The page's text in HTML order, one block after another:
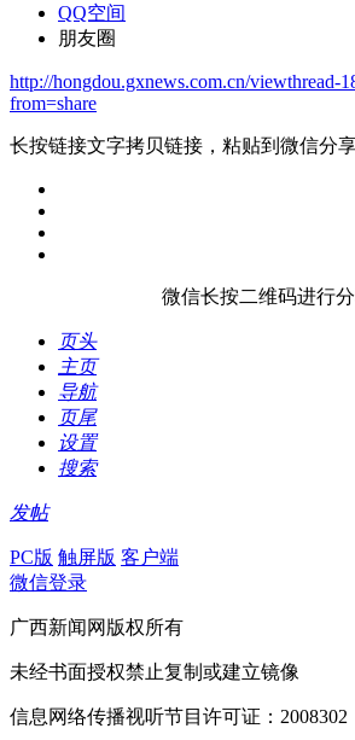
QQ空间
朋友圈
http://hongdou.gxnews.com.cn/viewthread-
from=share
长按链接文字拷贝链接，粘贴到微信分
微信长按二维码进行
页头
主页
导航
页尾
设置
搜索
发帖
PC版 触屏版 客户端
微信登录
广西新闻网版权所有
未经书面授权禁止复制或建立镜像
信息网络传播视听节目许可证：2008302